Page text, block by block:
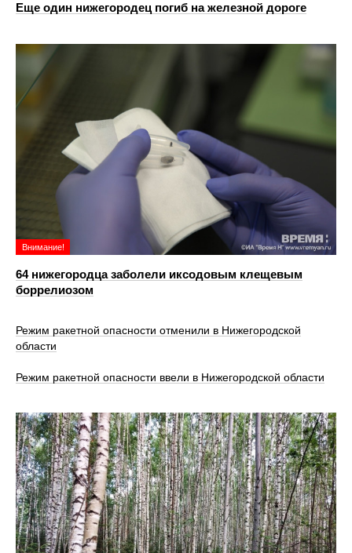
Еще один нижегородец погиб на железной дороге
Внимание!
64 нижегородца заболели иксодовым клещевым
боррелиозом
Режим ракетной опасности отменили в Нижегородской
области
Режим ракетной опасности ввели в Нижегородской области